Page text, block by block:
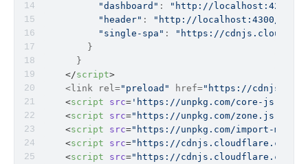
"dashboard" :
"http://localhost:4202/
"header" :
"http://localhost:4300/
"single-spa" :
"https://
        }
      }
</script>
    <link rel=
"preload" href="https://
<script src= 'https://unpkg.com/core-js-
<script src="https://unpkg.com/zone.js"
<script src="https://unpkg.com/import-map-
<script src="https://cdnjs.cloudflare.com/
<script src="https://cdnjs.cloudflare.com/